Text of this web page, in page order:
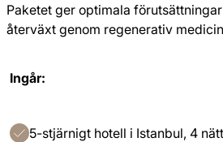
Paketet ger optimala
återväxt genom regenerativ
Ingår:
5-stjärnigt hotell i Istanbul, 4